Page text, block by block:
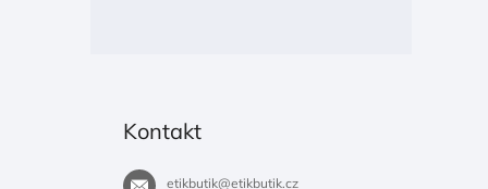
Kontakt
etikbutik@etikbutik.cz